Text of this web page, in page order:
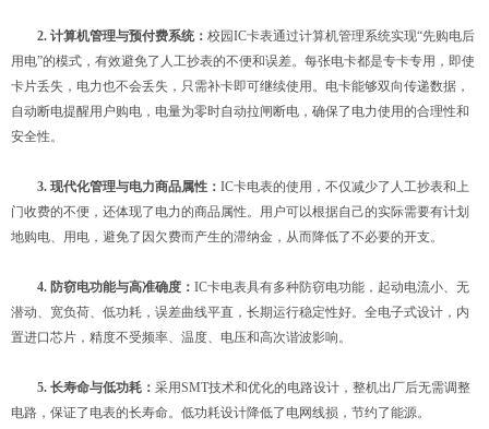
2. 计算机管理与预付费系统： 校园IC卡表通过计算机管理系统实现“先购电后
用电”的模式，有效避免了人工抄表的不便和误差。每张电卡都是专卡专用，即使
卡片丢失，电力也不会丢失，只需补卡即可继续使用。电卡能够双向传递数据，
自动断电提醒用户购电，电量为零时自动拉闸断电，确保了电力使用的合理性和
安全性。
3. 现代化管理与电力商品属性： IC卡电表的使用，不仅减少了人工抄表和上
门收费的不便，还体现了电力的商品属性。用户可以根据自己的实际需要有计划
地购电、用电，避免了因欠费而产生的滞纳金，从而降低了不必要的开支。
4. 防窃电功能与高准确度： IC卡电表具有多种防窃电功能，起动电流小、无
潜动、宽负荷、低功耗，误差曲线平直，长期运行稳定性好。全电子式设计，内
置进口芯片，精度不受频率、温度、电压和高次谐波影响。
5. 长寿命与低功耗： 采用SMT技术和优化的电路设计，整机出厂后无需调整
电路，保证了电表的长寿命。低功耗设计降低了电网线损，节约了能源。